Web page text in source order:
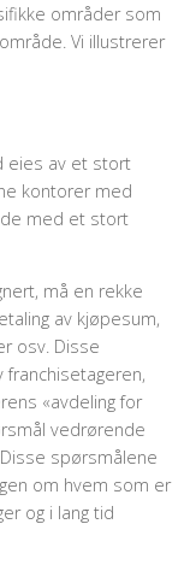
områder som
Vi illustrerer
eies av et stort
kontorer med
med et stort
må en rekke
av kjøpesum,
osv. Disse
«avdeling for
vedrørende
spørsmålene
om hvem som er
og i lang tid